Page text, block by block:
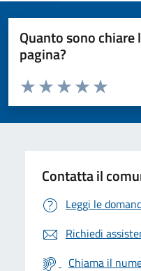
Quanto sono
pagina?
Valuta da 1 a 5 stelle la pagina
Valuta 5
Valuta 4
Valuta 3 stelle su
Valuta 2 stelle su 5
Valuta 1 stelle su 5
Contatta il
Leggi le
Richiedi
Chiama il